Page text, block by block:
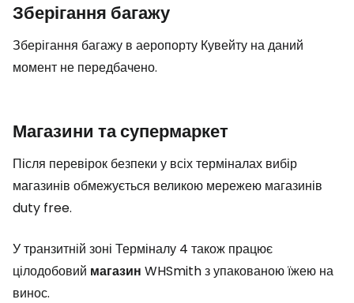
Зберігання багажу
Зберігання багажу в аеропорту Кувейту на даний
момент не передбачено.
Магазини та супермаркет
Після перевірок безпеки у всіх терміналах вибір
магазинів обмежується великою мережею магазинів
duty free.
У транзитній зоні Терміналу 4 також працює
цілодобовий магазин WHSmith з упакованою їжею на
винос.